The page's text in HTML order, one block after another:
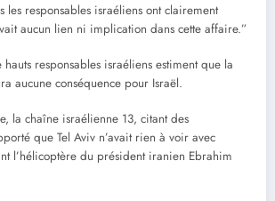
les responsables israéliens ont clairement
aucun lien ni implication dans cette affaire.”
responsables israéliens estiment que la
aucune conséquence pour Israël.
la chaîne israélienne 13, citant des
que Tel Aviv n’avait rien à voir avec
l’hélicoptère du président iranien Ebrahim